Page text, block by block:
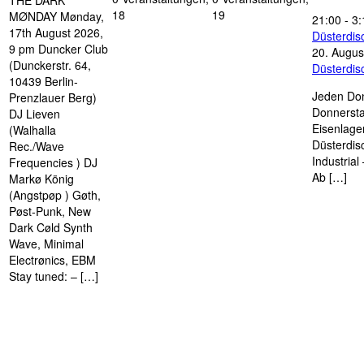
MØNDAY Mønday,
17th August 2026,
9 pm Duncker Club
(Dunckerstr. 64,
10439 Berlin-
Prenzlauer Berg)
DJ Lieven
(Walhalla
Rec./Wave
Frequencies ) DJ
Markø König
(Angstpøp ) Gøth,
Pøst-Punk, New
Dark Cøld Synth
Wave, Minimal
Electrønics, EBM
Stay tuned: – […]
18
19
21:00 -
20.
Jeden
Industrial
Ab […]